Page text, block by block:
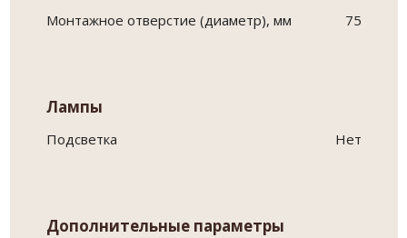
Монтажное отверстие (диаметр), мм
75
Лампы
Подсветка Нет
Дополнительные параметры